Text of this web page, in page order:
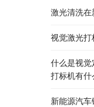
激光清洗在
视觉激光打
什么是视
打标机有什
新能源汽